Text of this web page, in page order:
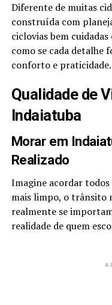
Diferente de muitas
construída com
ciclovias bem cuidadas
como se cada detalhe
conforto e praticidade.
Qualidade de
Indaiatuba
Morar em
Realizado
Imagine acordar todos
mais limpo, o trânsito
realmente se
realidade de quem